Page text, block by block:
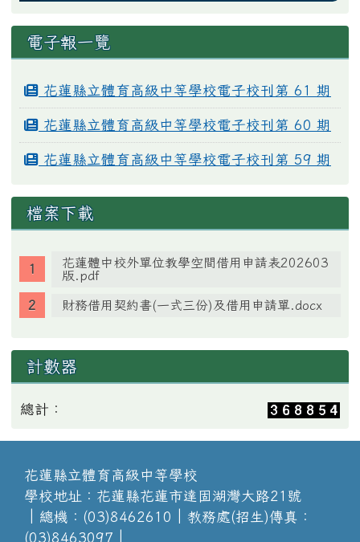
電子報一覽
花蓮縣立體育高級中等學校電子校刊第 61 期
花蓮縣立體育高級中等學校電子校刊第 60 期
花蓮縣立體育高級中等學校電子校刊第 59 期
檔案下載
花蓮體中校外單位教學空間借用申請表202603
版.pdf
財務借用契約書(一式三份)及借用申請單.docx
計數器
總計：
花蓮縣立體育高級中等學校
學校地址：花蓮縣花蓮市達固湖灣大路21號
│總機：(03)8462610│教務處(招生)傳真：
(03)8463097│